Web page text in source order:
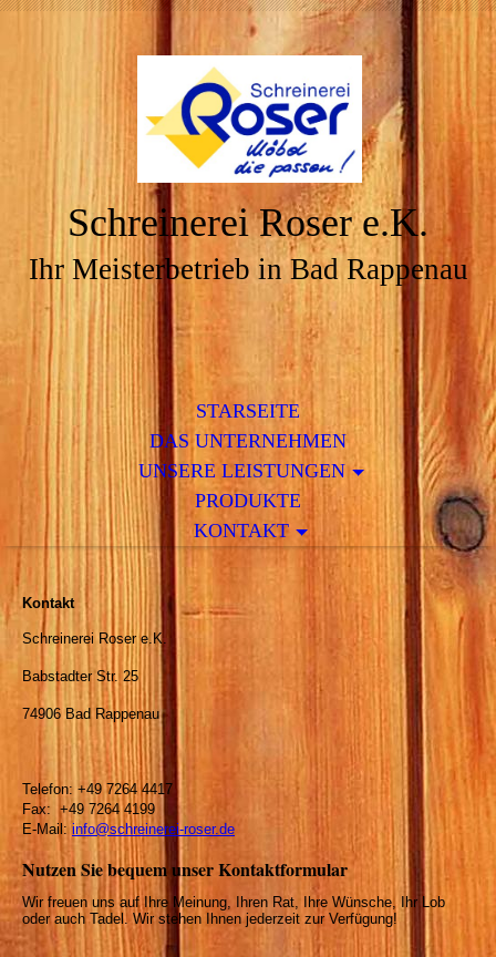
Schreinerei Roser e.K.
Ihr Meisterbetrieb in Bad Rappenau
STARSEITE
DAS UNTERNEHMEN
UNSERE LEISTUNGEN
PRODUKTE
KONTAKT
Kontakt
Schreinerei Roser e.K.
Babstadter Str. 25
74906 Bad Rappenau
Telefon: +49 7264 4417
Fax: +49 7264 4199
E-Mail: info@schreinerei-roser.de
Nutzen Sie bequem unser Kontaktformular
Wir freuen uns auf Ihre Meinung, Ihren Rat, Ihre Wünsche, Ihr Lob
oder auch Tadel. Wir stehen Ihnen jederzeit zur Verfügung!